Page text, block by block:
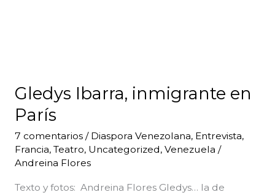
Gledys Ibarra, inmigrante en
París
7 comentarios / Diaspora Venezolana, Entrevista,
Francia, Teatro, Uncategorized, Venezuela /
Andreina Flores
Texto y fotos: Andreina Flores Gledys… la de
inmigrante
en